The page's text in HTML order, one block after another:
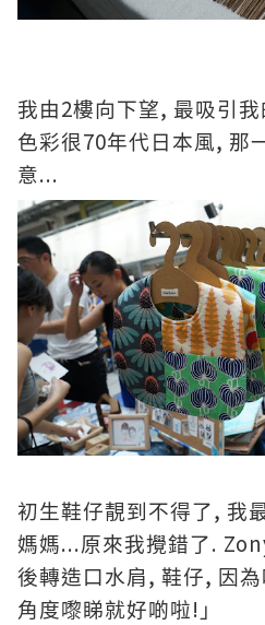
我由2樓向下望, 最吸引我
色彩很70年代日本風, 那
意...
初生鞋仔靚到不得了, 我
媽媽...原來我攪錯了.
後轉造口水肩, 鞋仔, 因
角度嚟睇就好啲啦! 」